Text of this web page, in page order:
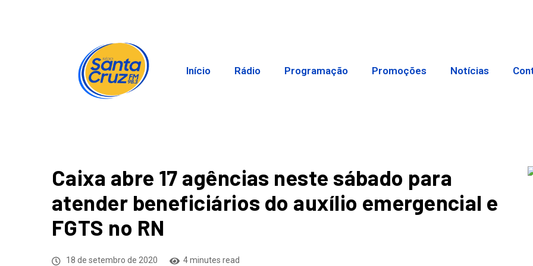
Início Rádio Programação Promoções Notícias
Caixa abre 17 agências neste sábado para
atender beneficiários do auxílio emergencial e
FGTS no RN
18 de setembro de 2020 4 minutes read